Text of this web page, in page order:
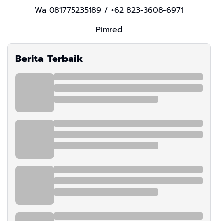
Wa 081775235189 / +62 823-3608-6971
Pimred
Berita Terbaik